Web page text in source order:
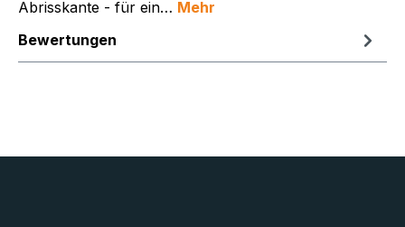
Abrisskante - für ein… Mehr
Bewertungen